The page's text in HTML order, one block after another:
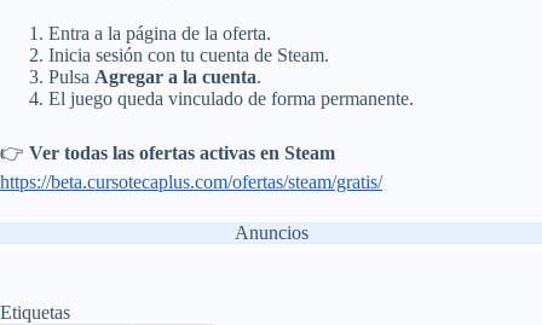
Entra a la página de la oferta.
Inicia sesión con tu cuenta de Steam.
Pulsa Agregar a la cuenta.
El juego queda vinculado de forma permanente.
👉 Ver todas las ofertas activas en Steam
https://beta.cursotecaplus.com/ofertas/steam/gratis/
Anuncios
Etiquetas